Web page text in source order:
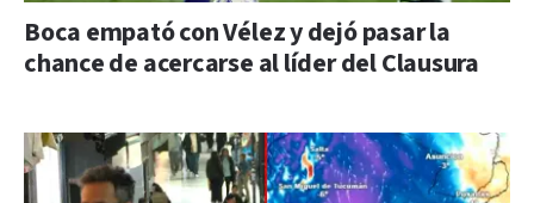
Boca empató con Vélez y dejó pasar la
chance de acercarse al líder del Clausura